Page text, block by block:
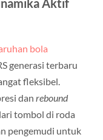
bola
generasi terbaru
fleksibel.
dan rebound
tombol di roda
pengemudi untuk